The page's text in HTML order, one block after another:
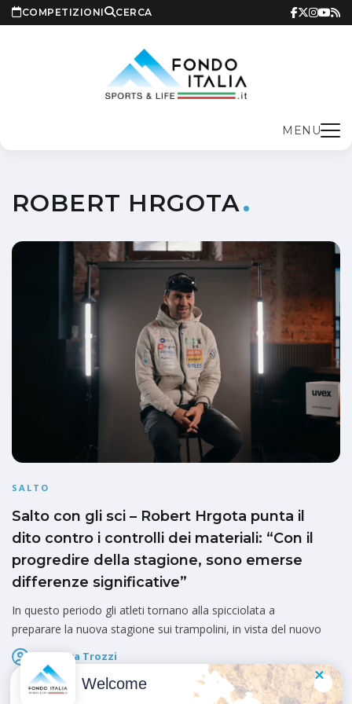
COMPETIZIONI CERCA
MENU
ROBERT HRGOTA
SALTO
Salto con gli sci – Robert Hrgota punta il
dito contro i controlli dei materiali: “Con il
progredire della stagione, sono emerse
differenze significative”
In questo periodo gli atleti tornano alla spicciolata a
preparare la nuova stagione sui trampolini, in vista del nuovo
Federica Trozzi
Pubblicato il
Welcome